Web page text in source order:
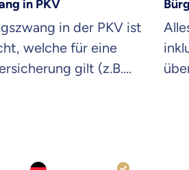
in PKV
in der PKV ist
welche für eine
gilt (z.B.